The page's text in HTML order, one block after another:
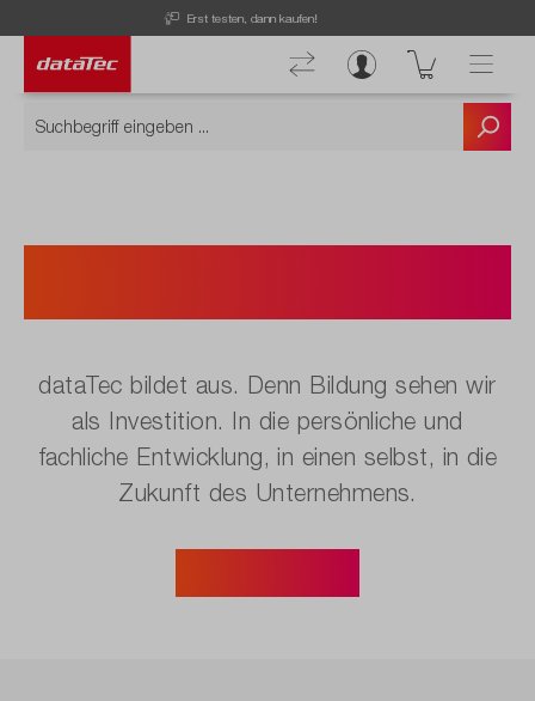
Kostenloser Versand ab 50 € Bestellwert!
dataTec bildet aus. Denn Bildung sehen wir
als Investition. In die persönliche und
fachliche Entwicklung, in einen selbst, in die
Zukunft des Unternehmens.